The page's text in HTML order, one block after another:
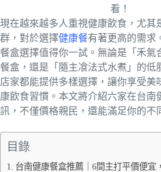
看！
現在越來越多人重視健康飲食，尤其
群，對於選擇健康餐有著更高的需求
餐盒選擇值得你一試。無論是「禾氣
餐盒，還是「隨主飡法式水煮」的低
店家都能提供多樣選擇，讓你享受美
康飲食習慣。本文將介紹六家在台南
訊，不僅價格親民，還能滿足你的不
目錄
台南健康餐盒推薦｜6間主打平價便宜